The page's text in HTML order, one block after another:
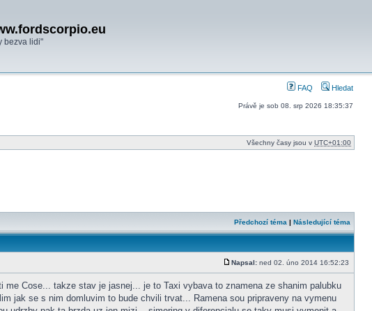
bezva lidi"
FAQ Hledat
Právě je sob 08. srp 2026 18:35:37
Všechny časy jsou v UTC+01:00
Předchozí téma | Následující téma
Příspěvek
Napsal: ned 02. úno 2014 16:52:23
Cose... takze stav je jasnej... je to Taxi vybava to znamena ze shanim palubku
jak se s nim domluvim to bude chvili trvat... Ramena sou pripraveny na vymenu